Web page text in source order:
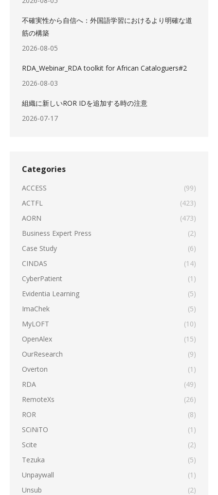
不確実性から自信へ：外国語学習におけるより明確な道
筋の構築
2026-08-05
RDA_Webinar_RDA toolkit for African Cataloguers#2
2026-08-03
組織に新しいROR IDを追加する時の注意
2026-07-17
Categories
ACCESS
(99)
ACTFL
(423)
AORN
(473)
Business Expert Press
(2)
Case Study
(6)
CINDAS
(14)
CyberPatient
(1)
Evidentia Learning
(5)
ImaChek
(5)
MyLOFT
(10)
OpenAlex
(15)
OurResearch
(9)
Overton
(1)
RDA
(49)
RemoteXs
(26)
ROR
(8)
SCiNiTO
(1)
Scite
(2)
Tezuka
(5)
Unpaywall
(1)
Unsub
(2)